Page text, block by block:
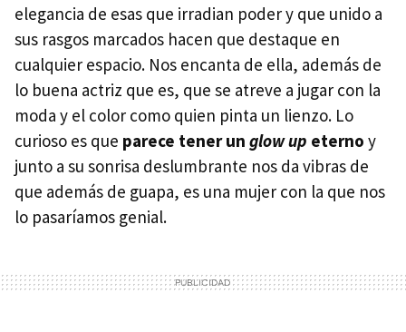
elegancia de esas que irradian poder y que unido a
sus rasgos marcados hacen que destaque en
cualquier espacio. Nos encanta de ella, además de
lo buena actriz que es, que se atreve a jugar con la
moda y el color como quien pinta un lienzo. Lo
curioso es que parece tener un glow up eterno y
junto a su sonrisa deslumbrante nos da vibras de
que además de guapa, es una mujer con la que nos
lo pasaríamos genial.